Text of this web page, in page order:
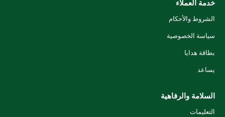
خدمة العملاء
الشروط والأحكام
سياسة الخصوصية
بطاقة هدايا
يساعد
السلامة والرفاهية
التعليمات